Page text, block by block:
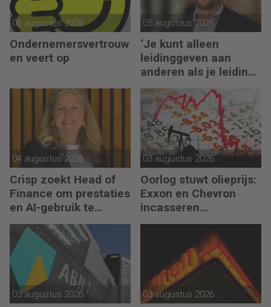
06 augustus 2026
Ondernemersvertrouw
en veert op
05 augustus 2026
‘Je kunt alleen
leidinggeven aan
anderen als je leiding
kunt geven aan jezelf’
04 augustus 2026
Crisp zoekt Head of
Finance om prestaties
en AI-gebruik te
versnellen
03 augustus 2026
Oorlog stuwt olieprijs:
Exxon en Chevron
incasseren
miljardenwinsten
03 augustus 2026 03 augustus 2026